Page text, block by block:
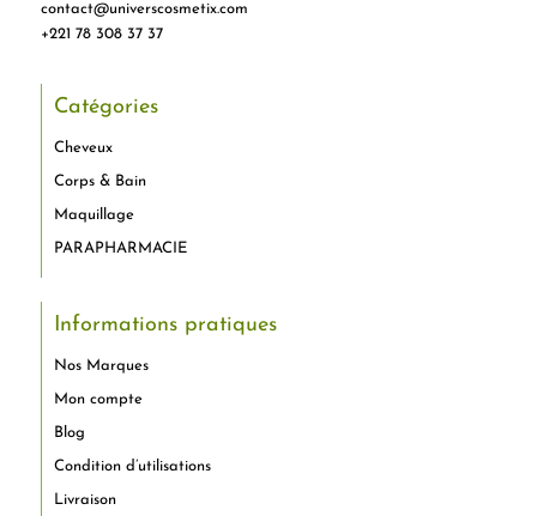
contact@universcosmetix.com
+221 78 308 37 37
Catégories
Cheveux
Corps & Bain
Maquillage
PARAPHARMACIE
Informations pratiques
Nos Marques
Mon compte
Blog
Condition d’utilisations
Livraison